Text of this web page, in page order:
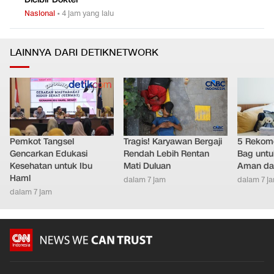
Nasional •4 jam yang lalu
LAINNYA DARI DETIKNETWORK
Pemkot Tangsel
Gencarkan Edukasi
Kesehatan untuk Ibu
Haml
dalam 7 jam
Tragis! Karyawan Bergaji
Rendah Lebih Rentan
Mati Duluan
dalam 7 jam
5
Bag
Aman
dalam 7